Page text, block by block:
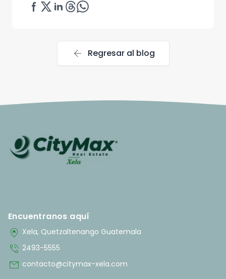
arrow_back Regresar al blog
Encuentranos aquí
home_pin Xela, Quetzaltenango Guatemala
phone_in_talk 2493-5555
mail contacto@citymax-xela.com